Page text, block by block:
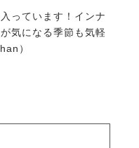
クールマックスを採
頭部をしっかりと固
っています！インナ
気になる季節も気軽
）